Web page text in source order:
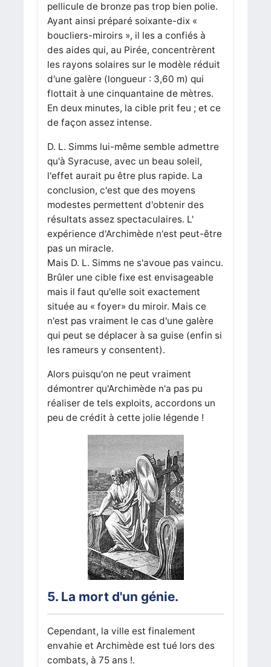
pellicule de bronze pas trop bien polie.
Ayant ainsi préparé soixante-dix «
boucliers-miroirs », il les a confiés à
des aides qui, au Pirée, concentrèrent
les rayons solaires sur le modèle réduit
d'une galère (longueur : 3,60 m) qui
flottait à une cinquantaine de mètres.
En deux minutes, la cible prit feu ; et ce
de façon assez intense.
D. L. Simms lui-même semble admettre
qu'à Syracuse, avec un beau soleil,
l'effet aurait pu être plus rapide. La
conclusion, c'est que des moyens
modestes permettent d'obtenir des
résultats assez spectaculaires. L'
expérience d'Archimède n'est peut-être
pas un miracle.
Mais D. L. Simms ne s'avoue pas vaincu.
Brûler une cible fixe est envisageable
mais il faut qu'elle soit exactement
située au « foyer» du miroir. Mais ce
n'est pas vraiment le cas d'une galère
qui peut se déplacer à sa guise (enfin si
les rameurs y consentent).
Alors puisqu'on ne peut vraiment
démontrer qu'Archimède n'a pas pu
réaliser de tels exploits, accordons un
peu de crédit à cette jolie légende !
5. La mort d'un génie.
Cependant, la ville est finalement
envahie et Archimède est tué lors des
combats, à 75 ans !.